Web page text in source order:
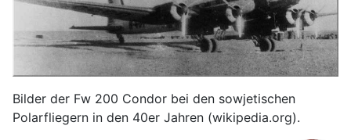
Bilder der Fw 200 Condor bei den sowjetischen
Polarfliegern in den 40er Jahren (wikipedia.org).